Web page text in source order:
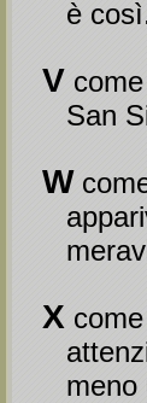
è
V come
San
W
X come
meno